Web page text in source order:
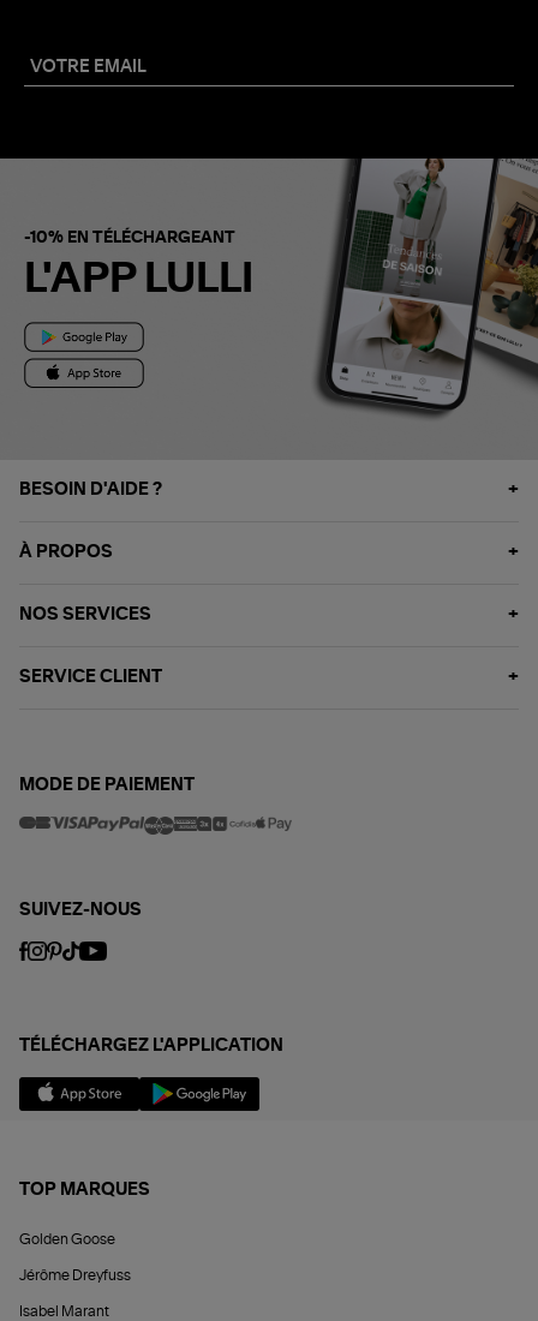
-10% EN TÉLÉCHARGEANT
L'APP LULLI
BESOIN D'AIDE ?
À PROPOS
NOS SERVICES
SERVICE CLIENT
MODE DE PAIEMENT
SUIVEZ-NOUS
TÉLÉCHARGEZ L'APPLICATION
TOP MARQUES
Golden Goose
Jérôme Dreyfuss
Isabel Marant